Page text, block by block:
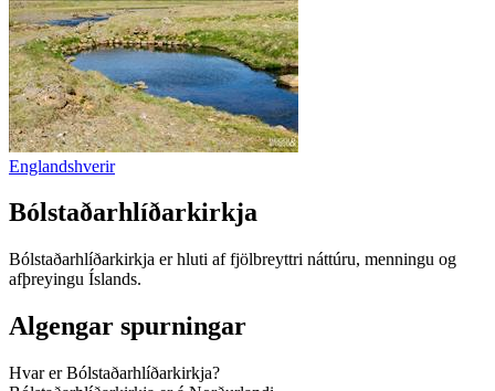
Englandshverir
Bólstaðarhlíðarkirkja
Bólstaðarhlíðarkirkja er hluti af fjölbreyttri náttúru, menningu og
afþreyingu Íslands.
Algengar spurningar
Hvar er Bólstaðarhlíðarkirkja?